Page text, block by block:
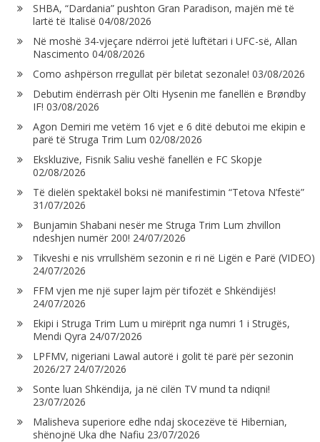
SHBA, “Dardania” pushton Gran Paradison, majën më të
lartë të Italisë 04/08/2026
Në moshë 34-vjeçare ndërroi jetë luftëtari i UFC-së, Allan
Nascimento 04/08/2026
Como ashpërson rregullat për biletat sezonale! 03/08/2026
Debutim ëndërrash për Olti Hysenin me fanellën e Brøndby
IF! 03/08/2026
Agon Demiri me vetëm 16 vjet e 6 ditë debutoi me ekipin e
parë të Struga Trim Lum 02/08/2026
Ekskluzive, Fisnik Saliu veshë fanellën e FC Skopje
02/08/2026
Të dielën spektakël boksi në manifestimin “Tetova N’festë”
31/07/2026
Bunjamin Shabani nesër me Struga Trim Lum zhvillon
ndeshjen numër 200! 24/07/2026
Tikveshi e nis vrrullshëm sezonin e ri në Ligën e Parë (VIDEO)
24/07/2026
FFM vjen me një super lajm për tifozët e Shkëndijës!
24/07/2026
Ekipi i Struga Trim Lum u mirëprit nga numri 1 i Strugës,
Mendi Qyra 24/07/2026
LPFMV, nigeriani Lawal autorë i golit të parë për sezonin
2026/27 24/07/2026
Sonte luan Shkëndija, ja në cilën TV mund ta ndiqni!
23/07/2026
Malisheva superiore edhe ndaj skocezëve të Hibernian,
shënojnë Uka dhe Nafiu 23/07/2026